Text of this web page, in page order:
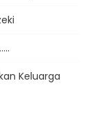
Keluarga